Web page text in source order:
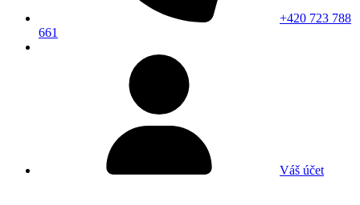
+420 723 788
661
Váš účet